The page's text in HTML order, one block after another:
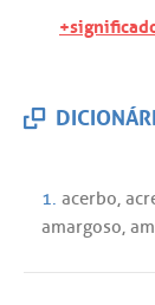
1. acerbo,
amargoso,